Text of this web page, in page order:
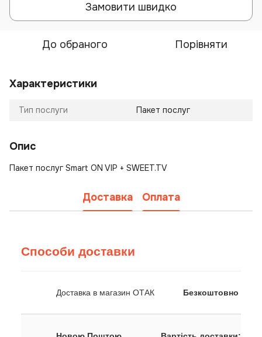
Замовити швидко
До обраного Порівняти
Характеристики
Тип послуги Пакет послуг
Опис
Пакет послуг Smart ON VIP + SWEET.TV
Доставка Оплата
Способи доставки
Доставка в магазин ОТАК Безкоштовно